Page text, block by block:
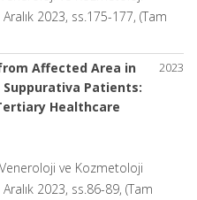
2023, ss.175-177, (Tam
2023
Affected Area in
Patients:
Healthcare
ve Kozmetoloji
2023, ss.86-89, (Tam